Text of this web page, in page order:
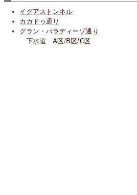
イグアストンネル
カカドゥ通り
グラン・パラディーゾ通り
下水道 A区/B区/C区